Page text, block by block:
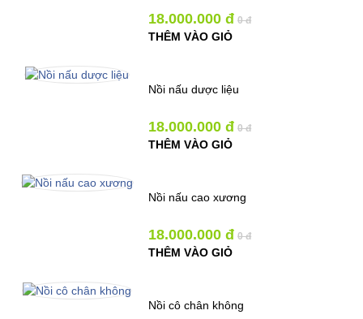
18.000.000 đ 0 đ
THÊM VÀO GIỎ
Nồi nấu dược liệu
18.000.000 đ 0 đ
THÊM VÀO GIỎ
Nồi nấu cao xương
18.000.000 đ 0 đ
THÊM VÀO GIỎ
Nồi cô chân không